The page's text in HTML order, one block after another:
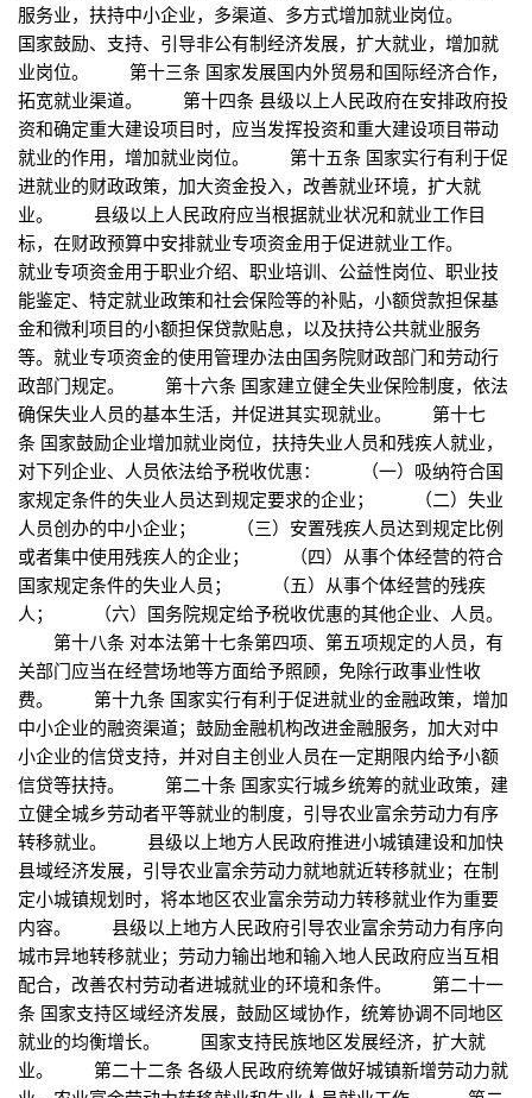
服务业，扶持中小企业，多渠道、多方式增加就业岗位。
国家鼓励、支持、引导非公有制经济发展，扩大就业，增加就
业岗位。 第十三条 国家发展国内外贸易和国际经济合作，
拓宽就业渠道。 第十四条 县级以上人民政府在安排政府投
资和确定重大建设项目时，应当发挥投资和重大建设项目带动
就业的作用，增加就业岗位。 第十五条 国家实行有利于促
进就业的财政政策，加大资金投入，改善就业环境，扩大就
业。 县级以上人民政府应当根据就业状况和就业工作目
标，在财政预算中安排就业专项资金用于促进就业工作。
就业专项资金用于职业介绍、职业培训、公益性岗位、职业技
能鉴定、特定就业政策和社会保险等的补贴，小额贷款担保基
金和微利项目的小额担保贷款贴息，以及扶持公共就业服务
等。就业专项资金的使用管理办法由国务院财政部门和劳动行
政部门规定。 第十六条 国家建立健全失业保险制度，依法
确保失业人员的基本生活，并促进其实现就业。 第十七
条 国家鼓励企业增加就业岗位，扶持失业人员和残疾人就业，
对下列企业、人员依法给予税收优惠： （一）吸纳符合国
家规定条件的失业人员达到规定要求的企业； （二）失业
人员创办的中小企业； （三）安置残疾人员达到规定比例
或者集中使用残疾人的企业； （四）从事个体经营的符合
国家规定条件的失业人员； （五）从事个体经营的残疾
人； （六）国务院规定给予税收优惠的其他企业、人员。
第十八条 对本法第十七条第四项、第五项规定的人员，有
关部门应当在经营场地等方面给予照顾，免除行政事业性收
费。 第十九条 国家实行有利于促进就业的金融政策，增加
中小企业的融资渠道；鼓励金融机构改进金融服务，加大对中
小企业的信贷支持，并对自主创业人员在一定期限内给予小额
信贷等扶持。 第二十条 国家实行城乡统筹的就业政策，建
立健全城乡劳动者平等就业的制度，引导农业富余劳动力有序
转移就业。 县级以上地方人民政府推进小城镇建设和加快
县域经济发展，引导农业富余劳动力就地就近转移就业；在制
定小城镇规划时，将本地区农业富余劳动力转移就业作为重要
内容。 县级以上地方人民政府引导农业富余劳动力有序向
城市异地转移就业；劳动力输出地和输入地人民政府应当互相
配合，改善农村劳动者进城就业的环境和条件。 第二十一
条 国家支持区域经济发展，鼓励区域协作，统筹协调不同地区
就业的均衡增长。 国家支持民族地区发展经济，扩大就
业。 第二十二条 各级人民政府统筹做好城镇新增劳动力就